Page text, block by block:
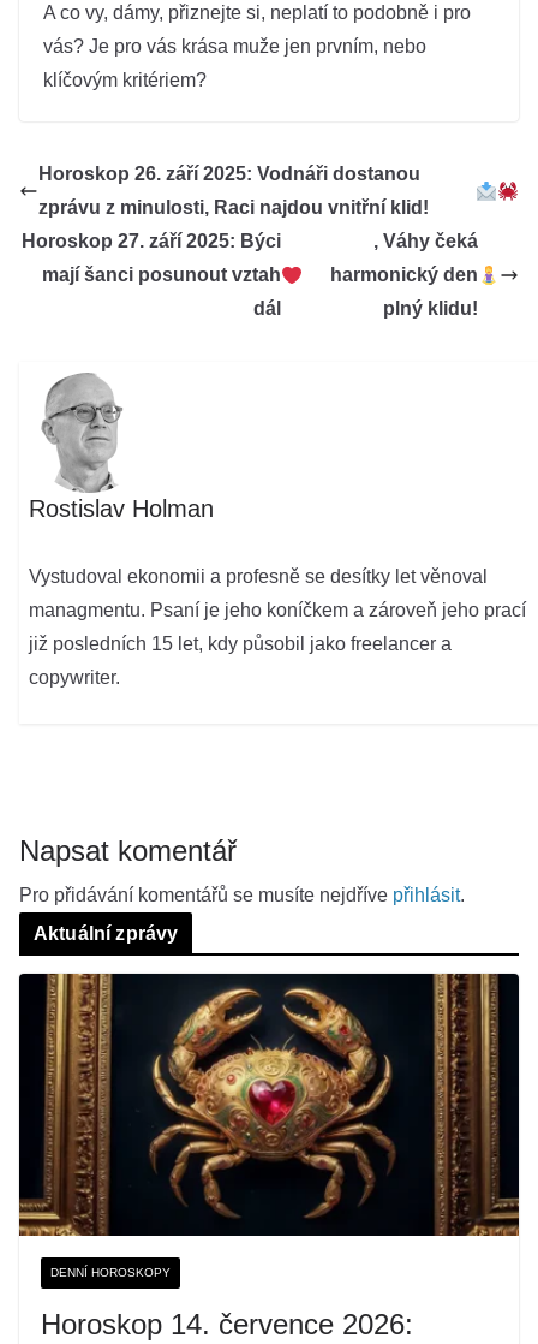
A co vy, dámy, přiznejte si, neplatí to podobně i pro
vás? Je pro vás krása muže jen prvním, nebo
klíčovým kritériem?
Horoskop 26. září 2025: Vodnáři dostanou
zprávu z minulosti, Raci najdou vnitřní klid!
Horoskop 27. září 2025: Býci
mají šanci posunout vztah
dál
, Váhy čeká
harmonický den
plný klidu!
Rostislav Holman
Vystudoval ekonomii a profesně se desítky let věnoval
managmentu. Psaní je jeho koníčkem a zároveň jeho prací
již posledních 15 let, kdy působil jako freelancer a
copywriter.
Napsat komentář
Pro přidávání komentářů se musíte nejdříve přihlásit.
Aktuální zprávy
DENNÍ HOROSKOPY
Horoskop 14. července 2026: